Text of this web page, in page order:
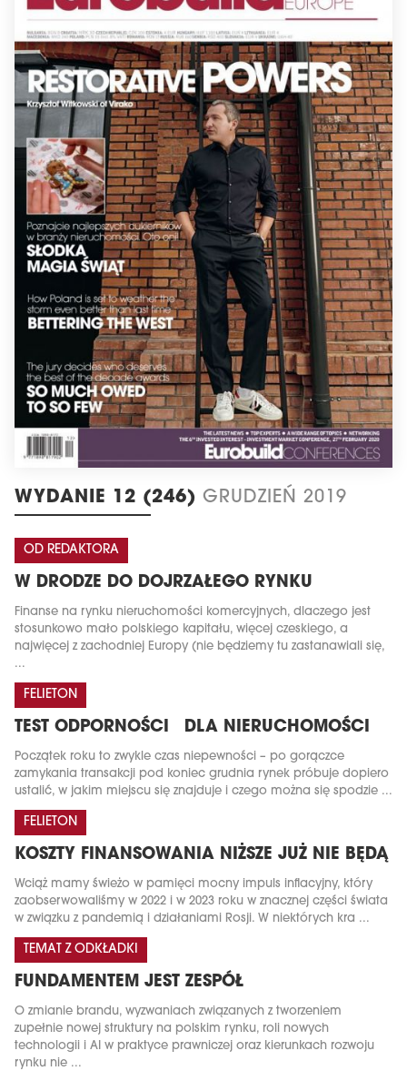
WYDANIE 12 (246) GRUDZIEŃ 2019
OD REDAKTORA
W DRODZE DO DOJRZAŁEGO RYNKU
Finanse na rynku nieruchomości komercyjnych, dlaczego jest
stosunkowo mało polskiego kapitału, więcej czeskiego, a
najwięcej z zachodniej Europy (nie będziemy tu zastanawiali się,
...
FELIETON
TEST ODPORNOŚCI DLA NIERUCHOMOŚCI
Początek roku to zwykle czas niepewności – po gorączce
zamykania transakcji pod koniec grudnia rynek próbuje dopiero
ustalić, w jakim miejscu się znajduje i czego można się spodzie ...
FELIETON
KOSZTY FINANSOWANIA NIŻSZE JUŻ NIE BĘDĄ
Wciąż mamy świeżo w pamięci mocny impuls inflacyjny, który
zaobserwowaliśmy w 2022 i w 2023 roku w znacznej części świata
w związku z pandemią i działaniami Rosji. W niektórych kra ...
TEMAT Z ODKŁADKI
FUNDAMENTEM JEST ZESPÓŁ
O zmianie brandu, wyzwaniach związanych z tworzeniem
zupełnie nowej struktury na polskim rynku, roli nowych
technologii i AI w praktyce prawniczej oraz kierunkach rozwoju
rynku nie ...